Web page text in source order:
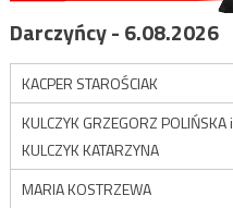
Darczyńcy - 6.08.2026
KACPER STAROŚCIAK
KULCZYK GRZEGORZ POLIŃSKA i
KULCZYK KATARZYNA
MARIA KOSTRZEWA